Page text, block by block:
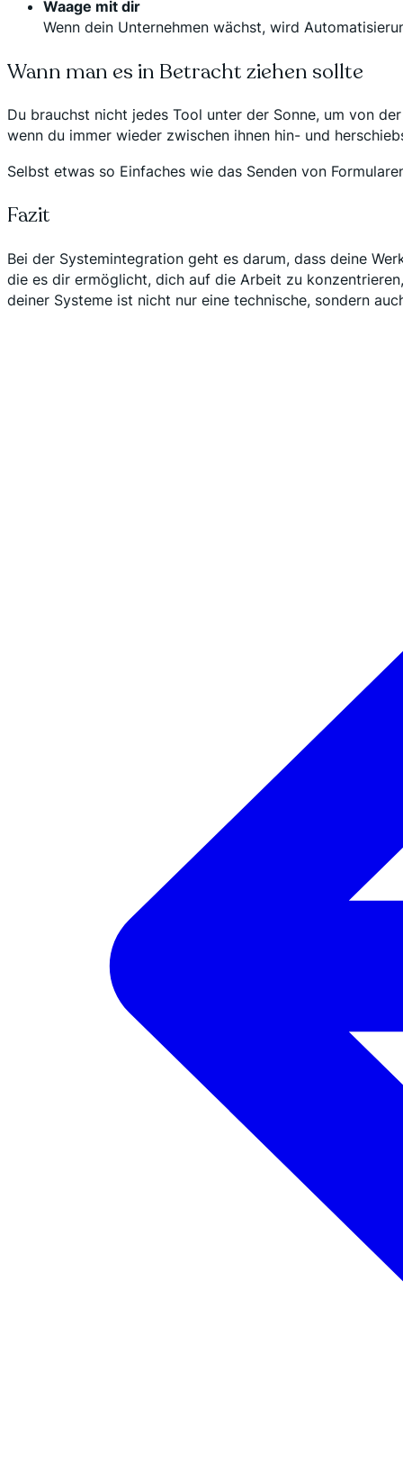
Waage mit dir
Wenn dein Unternehmen wächst, wird
Wann man es in Betracht ziehen sollte
Du brauchst nicht jedes Tool unter der Sonne, um von
wenn du immer wieder zwischen ihnen hin- und
Selbst etwas so Einfaches wie das Senden von
Fazit
Bei der Systemintegration geht es darum, dass deine
die es dir ermöglicht, dich auf die Arbeit zu
deiner Systeme ist nicht nur eine technische, sondern